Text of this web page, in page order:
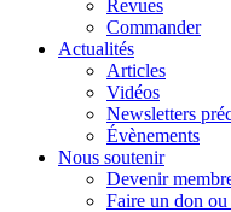
Revues
Commander
Actualités
Articles
Vidéos
Newsletters
Évènements
Nous soutenir
Devenir
Faire un don ou